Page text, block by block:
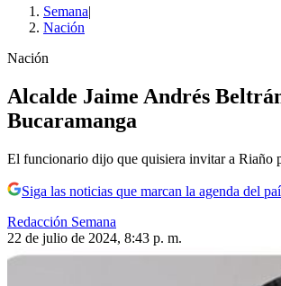
Semana|
Nación
Nación
Alcalde Jaime Andrés
Bucaramanga
El funcionario dijo que quisiera invitar a Riaño
Siga las noticias que marcan la agenda del
Redacción Semana
22 de julio de 2024, 8:43 p. m.